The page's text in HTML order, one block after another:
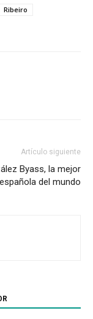
Ribeiro
Artículo siguiente
Byass, la mejor
del mundo